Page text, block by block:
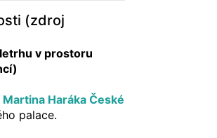
(zdroj
v prostoru
Martina Haráka České
palace.